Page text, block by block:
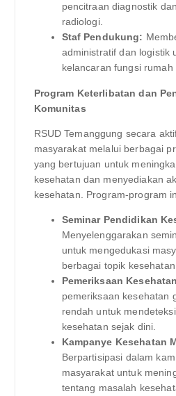
pencitraan diagnostik
radiologi.
Staf Pendukung:
administratif dan logistik
kelancaran fungsi rumah
Program Keterlibatan dan
Komunitas
RSUD Temanggung secara
masyarakat melalui berbagai
yang bertujuan untuk
kesehatan dan menyediakan
kesehatan. Program-program
Seminar Pendidikan
Menyelenggarakan
untuk mengedukasi
berbagai topik kesehatan.
Pemeriksaan
pemeriksaan kesehatan
rendah untuk
kesehatan sejak dini.
Kampanye Kesehatan
Berpartisipasi dalam
masyarakat untuk
tentang masalah